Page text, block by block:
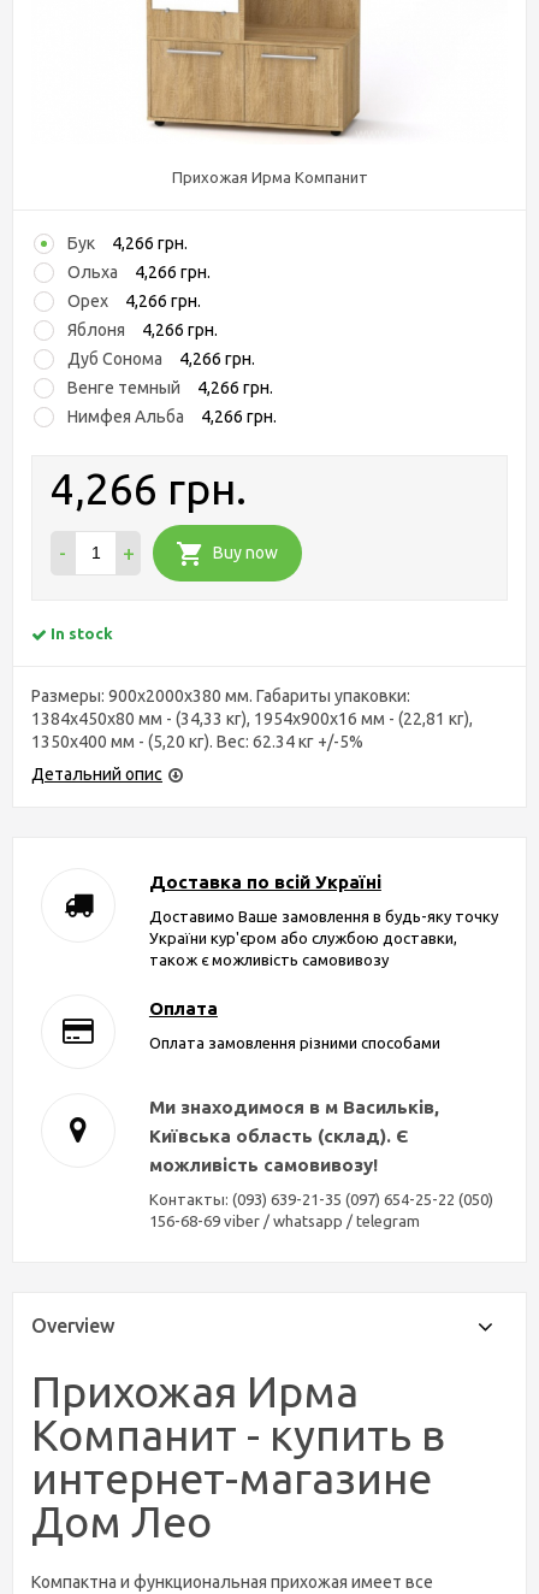
Прихожая Ирма Компанит
Бук
4,266 грн.
Ольха
4,266 грн.
Орех
4,266 грн.
Яблоня
4,266 грн.
Дуб Сонома
4,266 грн.
Венге темный
4,266 грн.
Нимфея Альба
4,266 грн.
4,266 грн.
- + Buy now
In stock
Размеры: 900х2000х380 мм. Габариты упаковки:
1384х450х80 мм - (34,33 кг), 1954х900х16 мм - (22,81 кг),
1350х400 мм - (5,20 кг). Вес: 62.34 кг +/-5%
Детальний опис
Доставка по всій Україні
Доставимо Ваше замовлення в будь-яку точку
України кур'єром або службою доставки,
також є можливість самовивозу
Оплата
Оплата замовлення різними способами
Ми знаходимося в м Васильків,
Київська область (склад). Є
можливість самовивозу!
Контакты: (093) 639-21-35 (097) 654-25-22 (050)
156-68-69 viber / whatsapp / telegram
Overview
Прихожая Ирма
Компанит - купить в
интернет-магазине
Дом Лео
Компактна и функциональная прихожая имеет все